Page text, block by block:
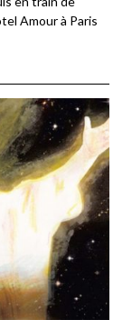
Amour à Paris